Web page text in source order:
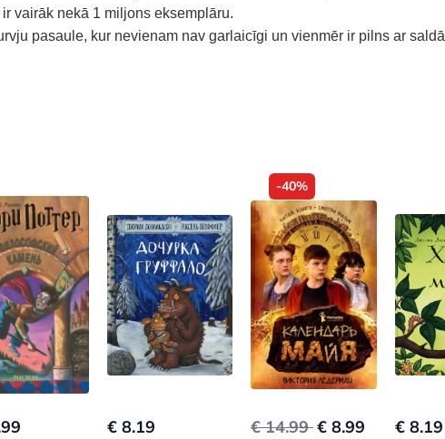
vairāk nekā 1 miljons eksemplāru.
pasaule, kur nevienam nav garlaicīgi un vienmēr ir pilns ar
€ 8.19
-40%
€ 14.99€ 8.99 € 8.19